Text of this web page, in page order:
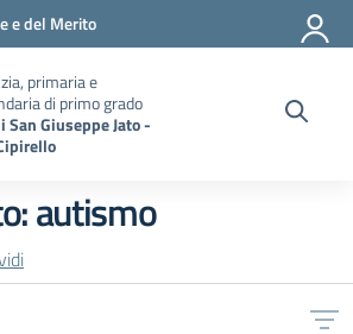
e del Merito
primaria e
di primo grado
San Giuseppe Jato -
autismo